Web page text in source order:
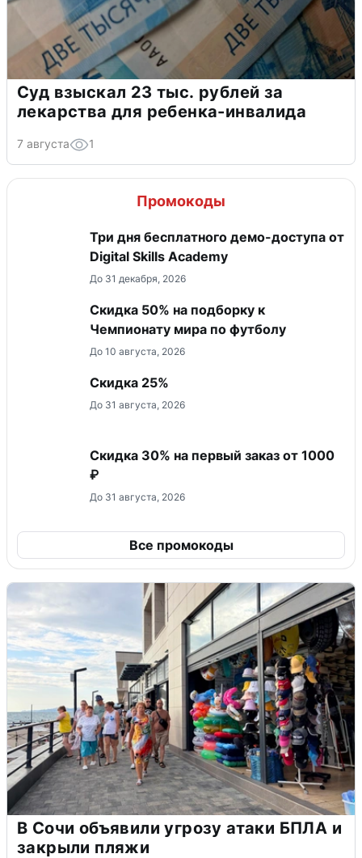
Суд взыскал 23 тыс. рублей за
лекарства для ребенка-инвалида
7 августа 1
Промокоды
Три дня бесплатного демо-доступа от
Digital Skills Academy
До 31 декабря, 2026
Скидка 50% на подборку к
Чемпионату мира по футболу
До 10 августа, 2026
Скидка 25%
До 31 августа, 2026
Скидка 30% на первый заказ от 1000
₽
До 31 августа, 2026
Все промокоды
В Сочи объявили угрозу атаки БПЛА и
закрыли пляжи